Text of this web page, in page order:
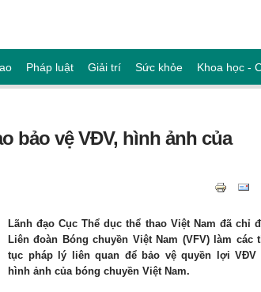
Pháp luật Giải trí Sức khỏe Khoa học -
bảo vệ VĐV, hình ảnh của
Lãnh đạo Cục Thể dục thể thao Việt Nam đã chỉ
Liên đoàn Bóng chuyền Việt Nam (VFV) làm các
tục pháp lý liên quan để bảo vệ quyền lợi VĐV
hình ảnh của bóng chuyền Việt Nam.